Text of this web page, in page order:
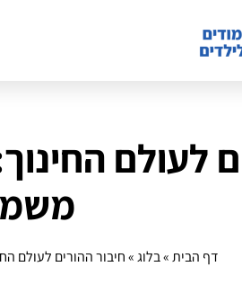
לעולם
דף הבית»בלוג»חיבור ההורים לעולם